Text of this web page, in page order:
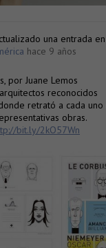
una entrada
hace 9 años
por Juane Lemos
reconocidos
retrató a cada uno
obras.
bit.ly/2kO57Wn